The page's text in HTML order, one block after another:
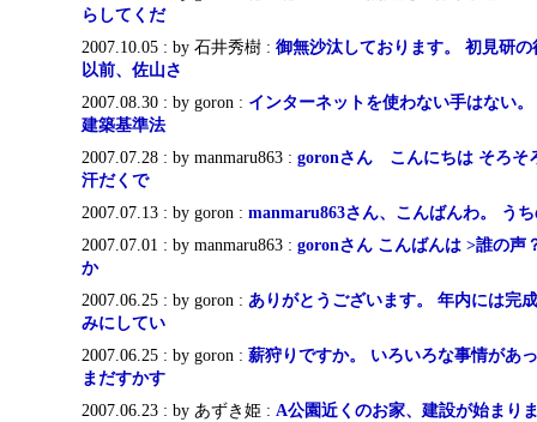
らしてくだ
2007.10.05 : by 石井秀樹 : 御無沙汰しております。 初見研
以前、佐山さ
2007.08.30 : by goron : インターネットを使わない手はない
建築基準法
2007.07.28 : by manmaru863 : goronさん こんにちは そろそ
汗だくで
2007.07.13 : by goron : manmaru863さん、こんばんわ。 う
2007.07.01 : by manmaru863 : goronさん こんばんは >誰の
か
2007.06.25 : by goron : ありがとうございます。 年内には完
みにしてい
2007.06.25 : by goron : 薪狩りですか。 いろいろな事情があ
まだすかす
2007.06.23 : by あずき姫 : A公園近くのお家、建設が始まり